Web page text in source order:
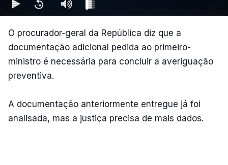
O procurador-geral da República diz que a
documentação adicional pedida ao primeiro-
ministro é necessária para concluir a averiguação
preventiva.
A documentação anteriormente entregue já foi
analisada, mas a justiça precisa de mais dados.